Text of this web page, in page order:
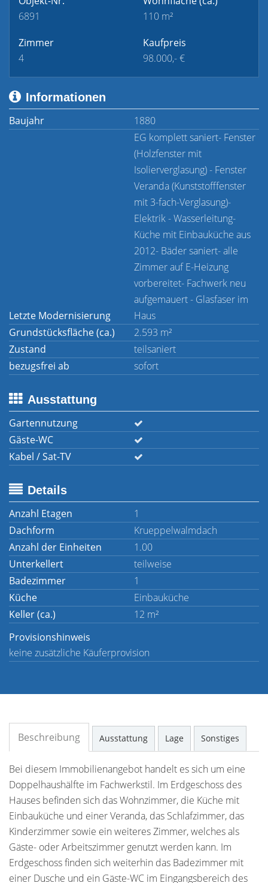
6891
110 m²
Zimmer
4
Kaufpreis
98.000,- €
Informationen
Baujahr
1880
Letzte Modernisierung
EG komplett saniert- Fenster
(Holzfenster mit
Isolierverglasung) - Fenster
Veranda (Kunststofffenster
mit 3-fach-Verglasung)-
Elektrik - Wasserleitung-
Küche mit Einbauküche aus
2012- Bäder saniert- alle
Zimmer auf E-Heizung
vorbereitet- Fachwerk neu
aufgemauert - Glasfaser im
Haus
Grundstücksfläche (ca.)
2.593 m²
Zustand
teilsaniert
bezugsfrei ab
sofort
Ausstattung
Gartennutzung
Gäste-WC
Kabel / Sat-TV
Details
Anzahl Etagen
1
Dachform
Krueppelwalmdach
Anzahl der Einheiten
1.00
Unterkellert
teilweise
Badezimmer
1
Küche
Einbauküche
Keller (ca.)
12 m²
Provisionshinweis
keine zusätzliche Käuferprovision
Beschreibung Ausstattung Lage Sonstiges
Bei diesem Immobilienangebot handelt es sich um eine
Doppelhaushälfte im Fachwerkstil. Im Erdgeschoss des
Hauses befinden sich das Wohnzimmer, die Küche mit
Einbauküche und einer Veranda, das Schlafzimmer, das
Kinderzimmer sowie ein weiteres Zimmer, welches als
Gäste- oder Arbeitszimmer genutzt werden kann. Im
Erdgeschoss finden sich weiterhin das Badezimmer mit
einer Dusche und ein Gäste-WC im Eingangsbereich des